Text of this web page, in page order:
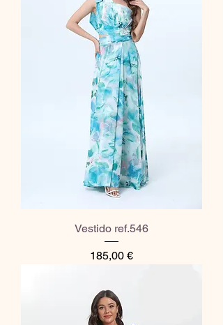
Vestido ref.546
Preço
185,00 €